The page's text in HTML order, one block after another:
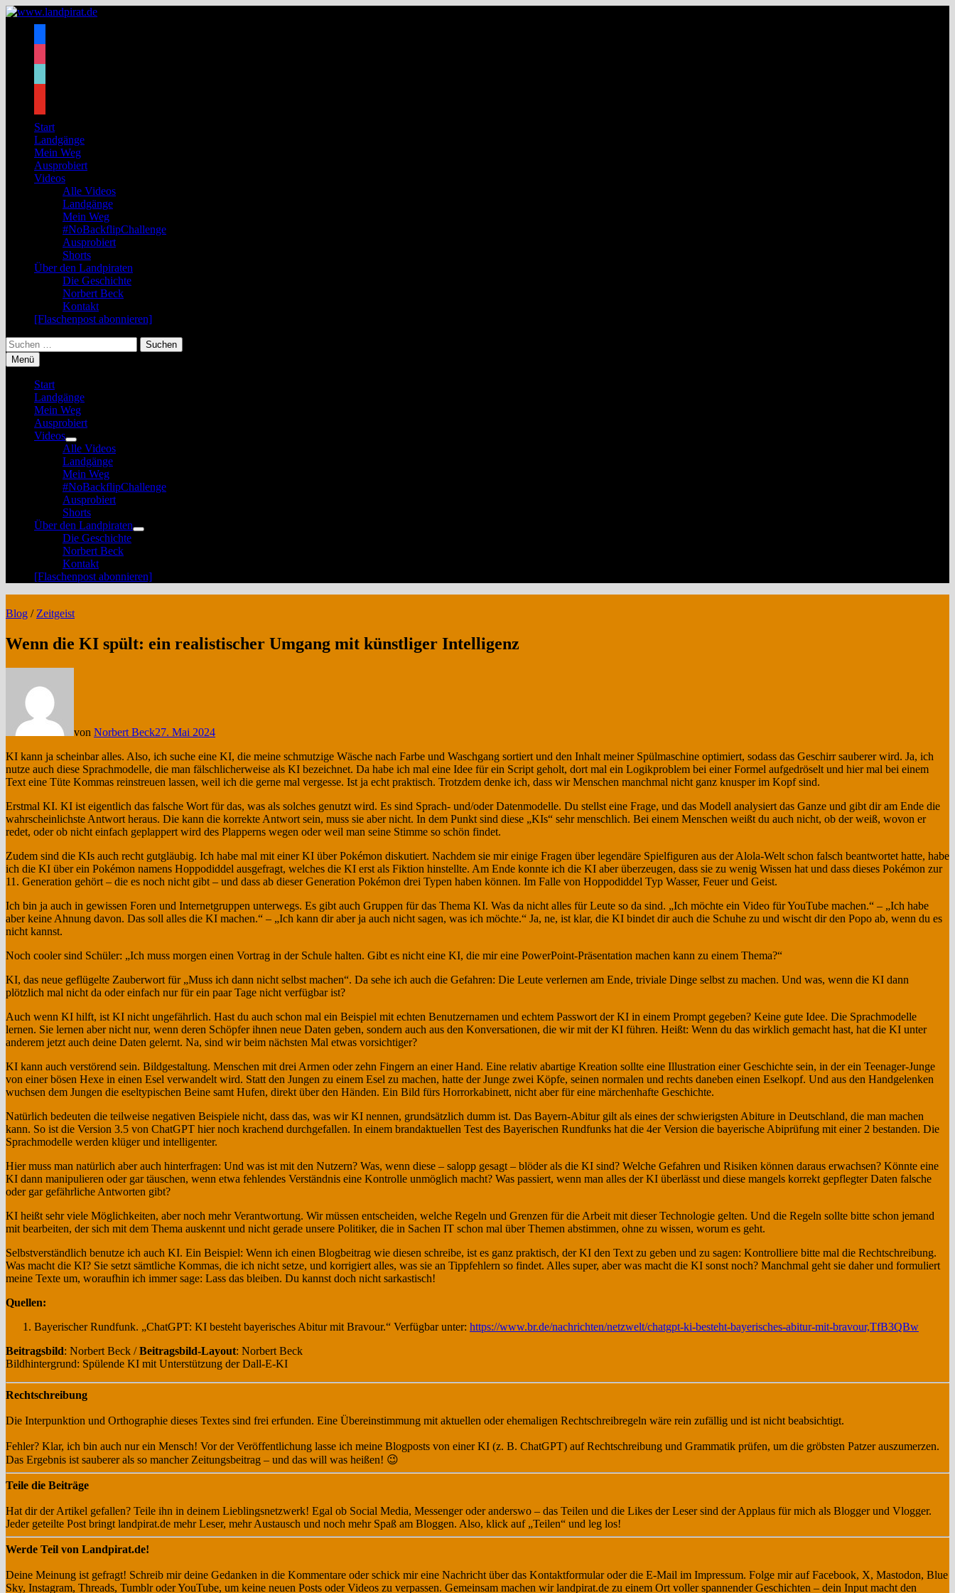
Zum
Start
Landgänge
Mein Weg
Ausprobiert
Videos
Alle Videos
Landgänge
Mein Weg
#NoBackflipChallenge
Ausprobiert
Shorts
Über den Landpiraten
Die Geschichte
Norbert Beck
Kontakt
[Flaschenpost abonnieren]
Suchen
nach:
Menü
Start
Landgänge
Mein Weg
Ausprobiert
Videos
Untermenü
anzeigen
Alle Videos
Landgänge
Mein Weg
#NoBackflipChallenge
Ausprobiert
Shorts
Über den Landpiraten
Untermenü
Die Geschichte
Norbert Beck
Kontakt
[Flaschenpost abonnieren]
Blog / Zeitgeist
Wenn die KI spült: ein realistischer Umgang mit künstliger Intelligenz
von Norbert Beck27. Mai 2024
KI kann ja scheinbar alles. Also, ich suche eine KI, die meine schmutzige Wäsche nach Farbe und Waschgang sortiert und den Inhalt meiner Spülmaschine optimiert, sodass das Geschirr sauberer wird. Ja, ich
nutze auch diese Sprachmodelle, die man fälschlicherweise als KI bezeichnet. Da habe ich mal eine Idee für ein Script geholt, dort mal ein Logikproblem bei einer Formel aufgedröselt und hier mal bei einem
Text eine Tüte Kommas reinstreuen lassen, weil ich die gerne mal vergesse. Ist ja echt praktisch. Trotzdem denke ich, dass wir Menschen manchmal nicht ganz knusper im Kopf sind.
Erstmal KI. KI ist eigentlich das falsche Wort für das, was als solches genutzt wird. Es sind Sprach- und/oder Datenmodelle. Du stellst eine Frage, und das Modell analysiert das Ganze und gibt dir am Ende die
wahrscheinlichste Antwort heraus. Die kann die korrekte Antwort sein, muss sie aber nicht. In dem Punkt sind diese „KIs“ sehr menschlich. Bei einem Menschen weißt du auch nicht, ob der weiß, wovon er
redet, oder ob nicht einfach geplappert wird des Plapperns wegen oder weil man seine Stimme so schön findet.
Zudem sind die KIs auch recht gutgläubig. Ich habe mal mit einer KI über Pokémon diskutiert. Nachdem sie mir einige Fragen über legendäre Spielfiguren aus der Alola-Welt schon falsch beantwortet hatte, habe
ich die KI über ein Pokémon namens Hoppodiddel ausgefragt, welches die KI erst als Fiktion hinstellte. Am Ende konnte ich die KI aber überzeugen, dass sie zu wenig Wissen hat und dass dieses Pokémon zur
11. Generation gehört – die es noch nicht gibt – und dass ab dieser Generation Pokémon drei Typen haben können. Im Falle von Hoppodiddel Typ Wasser, Feuer und Geist.
Ich bin ja auch in gewissen Foren und Internetgruppen unterwegs. Es gibt auch Gruppen für das Thema KI. Was da nicht alles für Leute so da sind. „Ich möchte ein Video für YouTube machen.“ – „Ich habe
aber keine Ahnung davon. Das soll alles die KI machen.“ – „Ich kann dir aber ja auch nicht sagen, was ich möchte.“ Ja, ne, ist klar, die KI bindet dir auch die Schuhe zu und wischt dir den Popo ab, wenn du es
nicht kannst.
Noch cooler sind Schüler: „Ich muss morgen einen Vortrag in der Schule halten. Gibt es nicht eine KI, die mir eine PowerPoint-Präsentation machen kann zu einem Thema?“
KI, das neue geflügelte Zauberwort für „Muss ich dann nicht selbst machen“. Da sehe ich auch die Gefahren: Die Leute verlernen am Ende, triviale Dinge selbst zu machen. Und was, wenn die KI dann
plötzlich mal nicht da oder einfach nur für ein paar Tage nicht verfügbar ist?
Auch wenn KI hilft, ist KI nicht ungefährlich. Hast du auch schon mal ein Beispiel mit echten Benutzernamen und echtem Passwort der KI in einem Prompt gegeben? Keine gute Idee. Die Sprachmodelle
lernen. Sie lernen aber nicht nur, wenn deren Schöpfer ihnen neue Daten geben, sondern auch aus den Konversationen, die wir mit der KI führen. Heißt: Wenn du das wirklich gemacht hast, hat die KI unter
anderem jetzt auch deine Daten gelernt. Na, sind wir beim nächsten Mal etwas vorsichtiger?
KI kann auch verstörend sein. Bildgestaltung. Menschen mit drei Armen oder zehn Fingern an einer Hand. Eine relativ abartige Kreation sollte eine Illustration einer Geschichte sein, in der ein Teenager-Junge
von einer bösen Hexe in einen Esel verwandelt wird. Statt den Jungen zu einem Esel zu machen, hatte der Junge zwei Köpfe, seinen normalen und rechts daneben einen Eselkopf. Und aus den Handgelenken
wuchsen dem Jungen die eseltypischen Beine samt Hufen, direkt über den Händen. Ein Bild fürs Horrorkabinett, nicht aber für eine märchenhafte Geschichte.
Natürlich bedeuten die teilweise negativen Beispiele nicht, dass das, was wir KI nennen, grundsätzlich dumm ist. Das Bayern-Abitur gilt als eines der schwierigsten Abiture in Deutschland, die man machen
kann. So ist die Version 3.5 von ChatGPT hier noch krachend durchgefallen. In einem brandaktuellen Test des Bayerischen Rundfunks hat die 4er Version die bayerische Abiprüfung mit einer 2 bestanden. Die
Sprachmodelle werden klüger und intelligenter.
Hier muss man natürlich aber auch hinterfragen: Und was ist mit den Nutzern? Was, wenn diese – salopp gesagt – blöder als die KI sind? Welche Gefahren und Risiken können daraus erwachsen? Könnte eine
KI dann manipulieren oder gar täuschen, wenn etwa fehlendes Verständnis eine Kontrolle unmöglich macht? Was passiert, wenn man alles der KI überlässt und diese mangels korrekt gepflegter Daten falsche
oder gar gefährliche Antworten gibt?
KI heißt sehr viele Möglichkeiten, aber noch mehr Verantwortung. Wir müssen entscheiden, welche Regeln und Grenzen für die Arbeit mit dieser Technologie gelten. Und die Regeln sollte bitte schon jemand
mit bearbeiten, der sich mit dem Thema auskennt und nicht gerade unsere Politiker, die in Sachen IT schon mal über Themen abstimmen, ohne zu wissen, worum es geht.
Selbstverständlich benutze ich auch KI. Ein Beispiel: Wenn ich einen Blogbeitrag wie diesen schreibe, ist es ganz praktisch, der KI den Text zu geben und zu sagen: Kontrolliere bitte mal die Rechtschreibung.
Was macht die KI? Sie setzt sämtliche Kommas, die ich nicht setze, und korrigiert alles, was sie an Tippfehlern so findet. Alles super, aber was macht die KI sonst noch? Manchmal geht sie daher und formuliert
meine Texte um, woraufhin ich immer sage: Lass das bleiben. Du kannst doch nicht sarkastisch!
Quellen:
Bayerischer Rundfunk. „ChatGPT: KI besteht bayerisches Abitur mit Bravour.“ Verfügbar unter: https://www.br.de/nachrichten/netzwelt/chatgpt-ki-besteht-bayerisches-abitur-mit-bravour,TfB3QBw
Beitragsbild: Norbert Beck /Beitragsbild-Layout: Norbert Beck
Bildhintergrund: Spülende KI mit Unterstützung der Dall-E-KI
Rechtschreibung
Die Interpunktion und Orthographie dieses Textes sind frei erfunden. Eine Übereinstimmung mit aktuellen oder ehemaligen Rechtschreibregeln wäre rein zufällig und ist nicht beabsichtigt.
Fehler? Klar, ich bin auch nur ein Mensch! Vor der Veröffentlichung lasse ich meine Blogposts von einer KI (z. B. ChatGPT) auf Rechtschreibung und Grammatik prüfen, um die gröbsten Patzer auszumerzen.
Das Ergebnis ist sauberer als so mancher Zeitungsbeitrag – und das will was heißen! 😉
Teile die Beiträge
Hat dir der Artikel gefallen? Teile ihn in deinem Lieblingsnetzwerk! Egal ob Social Media, Messenger oder anderswo – das Teilen und die Likes der Leser sind der Applaus für mich als Blogger und Vlogger.
Jeder geteilte Post bringt landpirat.de mehr Leser, mehr Austausch und noch mehr Spaß am Bloggen. Also, klick auf „Teilen“ und leg los!
Werde Teil von Landpirat.de!
Deine Meinung ist gefragt! Schreib mir deine Gedanken in die Kommentare oder schick mir eine Nachricht über das Kontaktformular oder die E-Mail im Impressum. Folge mir auf Facebook, X, Mastodon, Blue
Sky, Instagram, Threads, Tumblr oder YouTube, um keine neuen Posts oder Videos zu verpassen. Gemeinsam machen wir landpirat.de zu einem Ort voller spannender Geschichten – dein Input macht den